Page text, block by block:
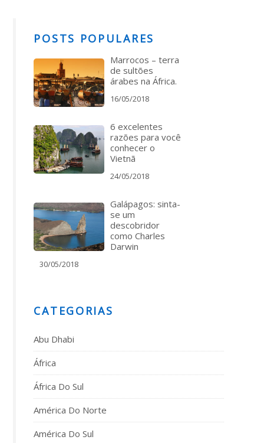
POSTS POPULARES
Marrocos – terra
de sultões
árabes na África.
16/05/2018
6 excelentes
razões para você
conhecer o
Vietnã
24/05/2018
Galápagos: sinta-
se um
descobridor
como Charles
Darwin
30/05/2018
CATEGORIAS
Abu Dhabi
África
África Do Sul
América Do Norte
América Do Sul